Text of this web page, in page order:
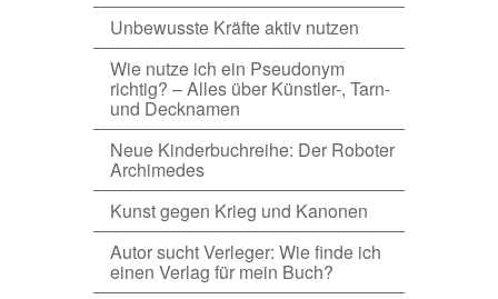
Unbewusste Kräfte aktiv nutzen
Wie nutze ich ein Pseudonym
richtig? – Alles über Künstler-, Tarn-
und Decknamen
Neue Kinderbuchreihe: Der Roboter
Archimedes
Kunst gegen Krieg und Kanonen
Autor sucht Verleger: Wie finde ich
einen Verlag für mein Buch?